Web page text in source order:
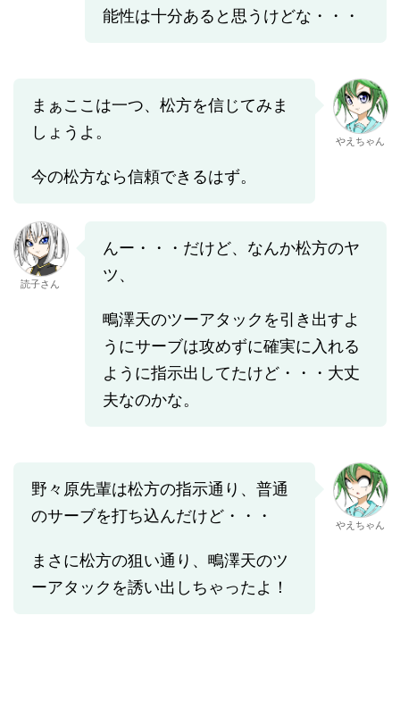
能性は十分あると思うけどな・・・
まぁここは一つ、松方を信じてみま
しょうよ。
今の松方なら信頼できるはず。
やえちゃん
読子さん
んー・・・だけど、なんか松方のヤ
ツ、
鴫澤天のツーアタックを引き出すよ
うにサーブは攻めずに確実に入れる
ように指示出してたけど・・・大丈
夫なのかな。
野々原先輩は松方の指示通り、普通
のサーブを打ち込んだけど・・・
まさに松方の狙い通り、鴫澤天のツ
ーアタックを誘い出しちゃったよ！
やえちゃん